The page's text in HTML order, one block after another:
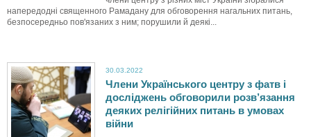
напередодні священного Рамадану для обговорення нагальних питань,
безпосередньо пов'язаних з ним; порушили й деякі...
30.03.2022
Члени Українського центру з фатв і
досліджень обговорили розв’язання
деяких релігійних питань в умовах
війни